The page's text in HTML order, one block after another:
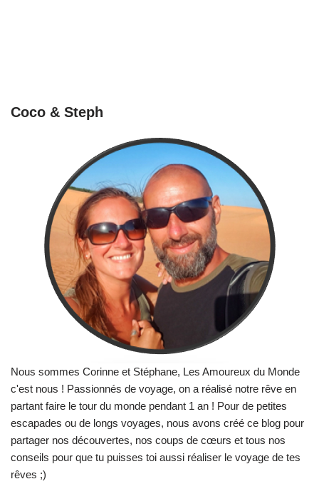
Coco & Steph
Nous sommes Corinne et Stéphane, Les Amoureux du Monde
c'est nous ! Passionnés de voyage, on a réalisé notre rêve en
partant faire le tour du monde pendant 1 an ! Pour de petites
escapades ou de longs voyages, nous avons créé ce blog pour
partager nos découvertes, nos coups de cœurs et tous nos
conseils pour que tu puisses toi aussi réaliser le voyage de tes
rêves ;)